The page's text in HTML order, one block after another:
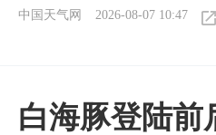
中国天气网 2026-08-07 10:47
白海豚登陆前